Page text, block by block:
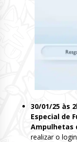
30/01/25 às
Especial de
Ampulhetas
realizar o